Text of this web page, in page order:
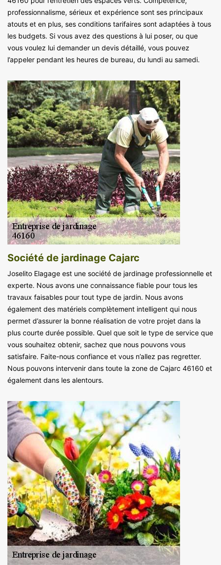
professionnalisme, sérieux et expérience sont ses principaux
atouts et en plus, ses conditions tarifaires sont adaptées à tous
les budgets. Si vous avez des questions à lui poser, ou que
vous voulez lui demander un devis détaillé, vous pouvez
l’appeler pendant les heures de bureau, du lundi au samedi.
Société de jardinage Cajarc
Joselito Elagage est une société de jardinage professionnelle et
experte. Nous avons une connaissance fiable pour tous les
travaux faisables pour tout type de jardin. Nous avons
également des matériels complètement intelligent qui nous
permet d’assurer la bonne réalisation de votre projet dans la
plus courte durée possible. Quel que soit le type de service que
vous souhaitez obtenir, sachez que nous pouvons vous
satisfaire. Faite-nous confiance et vous n’allez pas regretter.
Nous pouvons intervenir dans toute la zone de Cajarc 46160 et
également dans les alentours.